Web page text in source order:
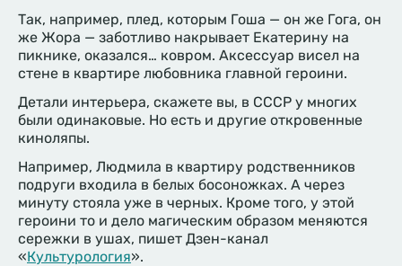
Так, например, плед, которым Гоша — он же Гога, он
же Жора — заботливо накрывает Екатерину на
пикнике, оказался… ковром. Аксессуар висел на
стене в квартире любовника главной героини.
Детали интерьера, скажете вы, в СССР у многих
были одинаковые. Но есть и другие откровенные
киноляпы.
Например, Людмила в квартиру родственников
подруги входила в белых босоножках. А через
минуту стояла уже в черных. Кроме того, у этой
героини то и дело магическим образом меняются
сережки в ушах, пишет Дзен-канал
«Культурология».